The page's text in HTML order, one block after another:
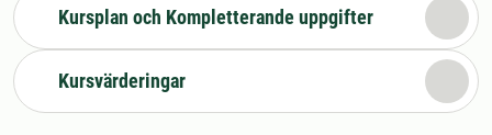
Kursplan och Kompletterande uppgifter
Kursvärderingar